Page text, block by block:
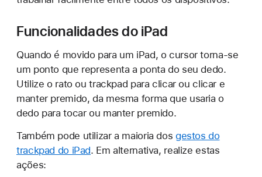
Funcionalidades do iPad
Quando é movido para um iPad, o cursor torna-se
um ponto que representa a ponta do seu dedo.
Utilize o rato ou trackpad para clicar ou clicar e
manter premido, da mesma forma que usaria o
dedo para tocar ou manter premido.
Também pode utilizar a maioria dos gestos do
trackpad do iPad. Em alternativa, realize estas
ações: